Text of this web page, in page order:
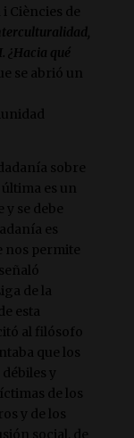
Ciències de
¿Hacia qué
se abrió un
sobre
es un
y se debe
es
nos permite
de la
esta
al filósofo
que los
y
de los
y de los
social, de